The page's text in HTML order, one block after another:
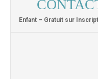
Enfant – Gratuit sur